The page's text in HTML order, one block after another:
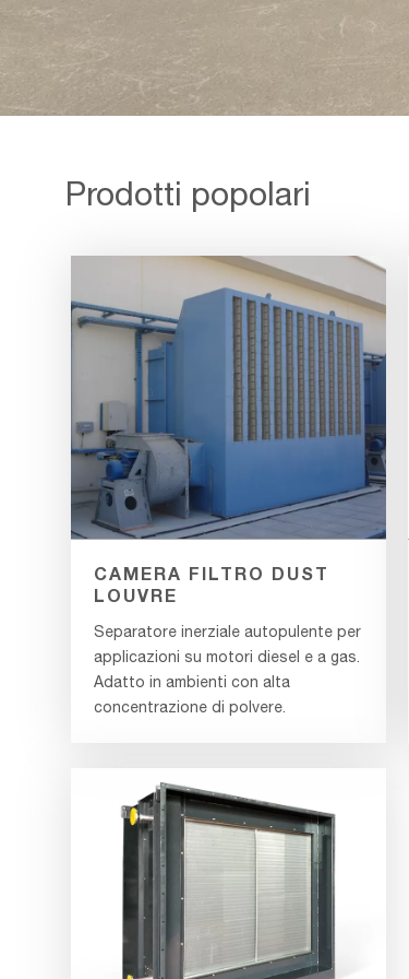
Prodotti popolari
CAMERA FILTRO DUST
LOUVRE
Separatore inerziale autopulente per
applicazioni su motori diesel e a gas.
Adatto in ambienti con alta
concentrazione di polvere.